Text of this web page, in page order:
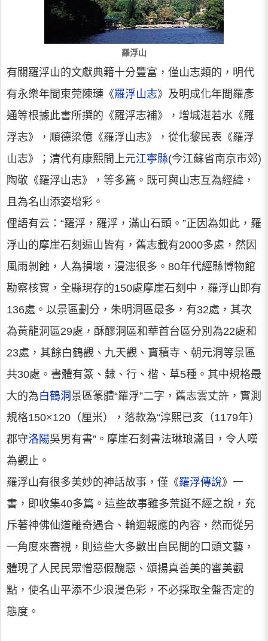
羅浮山
有關羅浮山的文獻典籍十分豐富，僅山志類的，明代
有永樂年間東莞陳璉《羅浮山志》及明成化年間羅彥
通等根據此書所撰的《羅浮志補》，增城湛若水《羅
浮志》，順德梁億《羅浮山志》，從化黎民表《羅浮
山志》；清代有康熙間上元江寧縣(今江蘇省南京市郊)
陶敬《羅浮山志》，等多篇。既可與山志互為經緯，
且為名山添姿增彩。
俚語有云：“羅浮，羅浮，滿山石頭。”正因為如此，羅
浮山的摩崖石刻遍山皆有，舊志載有2000多處，然因
風雨剝蝕，人為損壞，漫漶很多。80年代經縣博物館
勘察核實，全縣現存的150處摩崖石刻中，羅浮山即有
136處。以景區劃分，朱明洞區最多，有32處，其次
為黃龍洞區29處，酥醪洞區和華首台區分別為22處和
23處，其餘白鶴觀、九天觀、寶積寺、朝元洞等景區
共30處。書體有篆、隸、行、楷、草5種。其中規格最
大的為白鶴洞 景區篆體“羅浮”二字，舊志雲丈許，實測
規格150×120（厘米），落款為“淳熙已亥（1179年）
郡守洛陽吳男有書”。摩崖石刻書法琳琅滿目，令人嘆
為觀止。
羅浮山有很多美妙的神話故事，僅《羅浮傳說》一
書，即收集40多篇。這些故事雖多荒誕不經之說，充
斥著神佛仙道離奇遇合、輪迴報應的內容，然而從另
一角度來審視，則這些大多數出自民間的口頭文藝，
體現了人民民眾憎惡假醜惡、頌揚真善美的審美觀
點，使名山平添不少浪漫色彩，不必採取全盤否定的
態度。